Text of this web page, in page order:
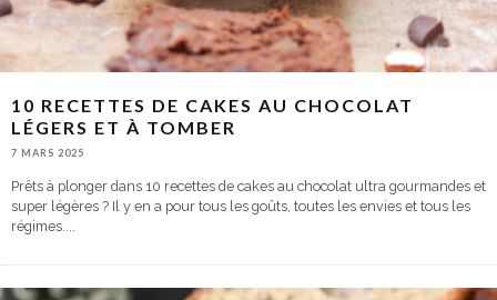
10 RECETTES DE CAKES AU CHOCOLAT
LÉGERS ET À TOMBER
7 MARS 2025
Prêts à plonger dans 10 recettes de cakes au chocolat ultra gourmandes et
super légères ? Il y en a pour tous les goûts, toutes les envies et tous les
régimes....